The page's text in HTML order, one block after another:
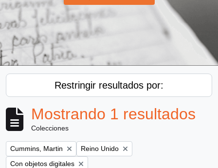
Restringir resultados por:
Mostrando 1 resultados
Colecciones
Remove filter:
Cummins, Martin Remove filter:
Reino Unido
Remove filter:
Con objetos digitales